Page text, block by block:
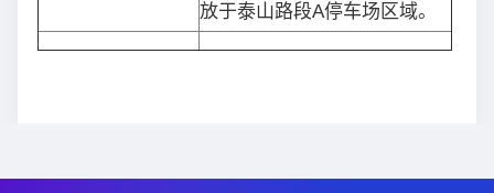
放于泰山路段A停车场区域。